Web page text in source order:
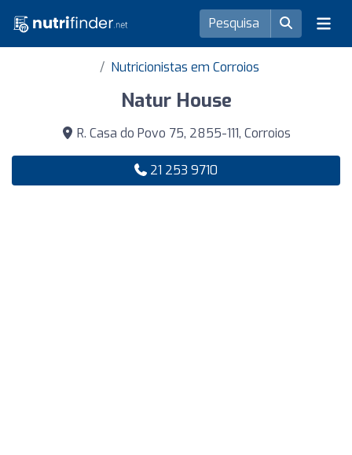
Nutricionistas em Corroios
Natur House
R. Casa do Povo 75, 2855-111, Corroios
21 253 9710